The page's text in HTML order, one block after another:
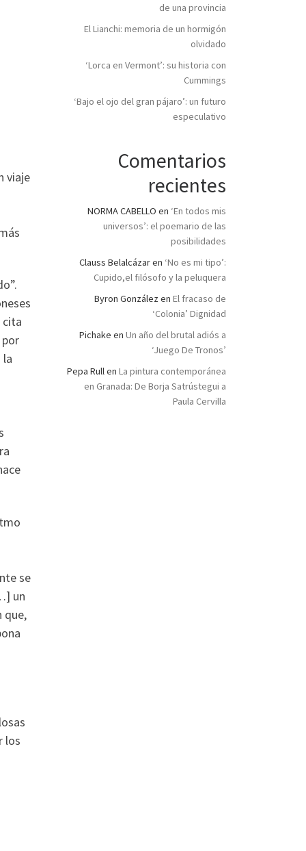
viaje
cita
la
se
un
que,
los
de una provincia
El Lianchi: memoria de un hormigón
olvidado
‘Lorca en Vermont’: su historia con
Cummings
‘Bajo el ojo del gran pájaro’: un futuro
especulativo
Comentarios
recientes
NORMA CABELLO en ‘En todos mis
universos’: el poemario de las
posibilidades
Clauss Belalcázaren ‘No es mi tipo’:
Cupido,el filósofo y la peluquera
Byron González en El fracaso de
‘Colonia’ Dignidad
Pichake en Un año del brutal adiós a
‘Juego De Tronos’
Pepa Rullen La pintura contemporánea
en Granada: De Borja Satrústegui a
Paula Cervilla